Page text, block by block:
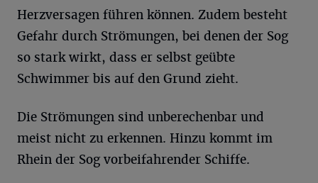
Herzversagen führen können. Zudem besteht
Gefahr durch Strömungen, bei denen der Sog
so stark wirkt, dass er selbst geübte
Schwimmer bis auf den Grund zieht.
Die Strömungen sind unberechenbar und
meist nicht zu erkennen. Hinzu kommt im
Rhein der Sog vorbeifahrender Schiffe.